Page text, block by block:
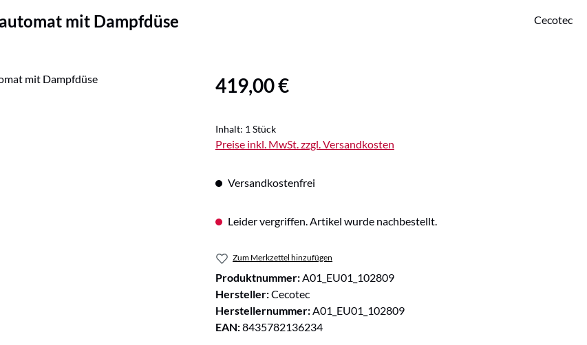
mit Dampfdüse Cecotec
Regulärer Preis:
419,00 €
Inhalt: 1 Stück
Preise inkl. MwSt. zzgl. Versandkosten
Versandkostenfrei
Leider vergriffen. Artikel wurde nachbestellt.
Zum Merkzettel hinzufügen
Produktnummer: A01_EU01_102809
Hersteller:Cecotec
Herstellernummer: A01_EU01_102809
EAN:8435782136234